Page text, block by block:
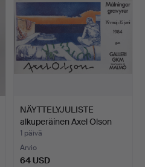
NÄYTTELYJULISTE
alkuperäinen Axel Olson
Ga…
1 päivä
Arvio
64 USD